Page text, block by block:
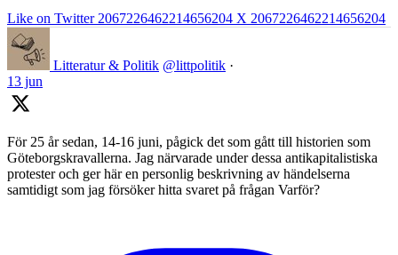
Like on Twitter 2067226462214656204 X 2067226462214656204
Litteratur & Politik @littpolitik ·
13 jun
För 25 år sedan, 14-16 juni, pågick det som gått till historien som
Göteborgskravallerna. Jag närvarade under dessa antikapitalistiska
protester och ger här en personlig beskrivning av händelserna
samtidigt som jag försöker hitta svaret på frågan Varför?